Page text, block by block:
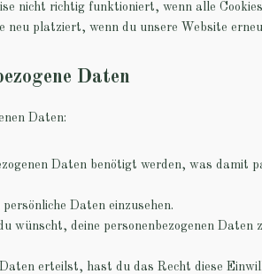
nicht richtig funktioniert, wenn alle
neu platziert, wenn du unsere Website
Daten
Daten:
Daten benötigt werden, was damit
Daten einzusehen.
wünscht, deine personenbezogenen Daten
erteilst, hast du das Recht diese